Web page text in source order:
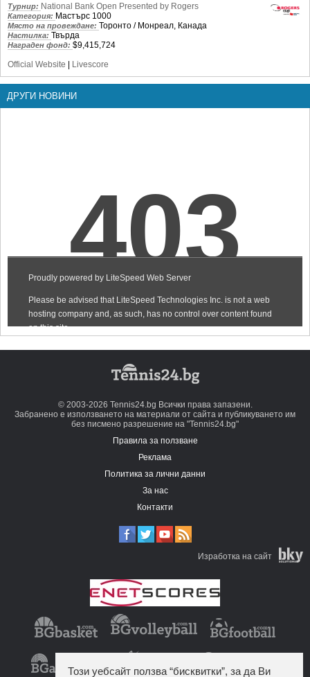
Турнир: National Bank Open Presented by Rogers
Категория: Мастърс 1000
Място на провеждане: Торонто / Монреал, Канада
Настилка: Твърда
Награден фонд: $9,415,724
Official Website | Livescore
ДРУГИ НОВИНИ
© 2003-2026 Tennis24.bg Всички права запазени.
Забранено е използването на материали от сайта и публикуването им
без писмено разрешение на "Tennis24.bg"
Правила за ползване
Реклама
Политика за лични данни
За нас
Контакти
Изработка на сайт
Този уебсайт ползва “бисквитки”, за да Ви